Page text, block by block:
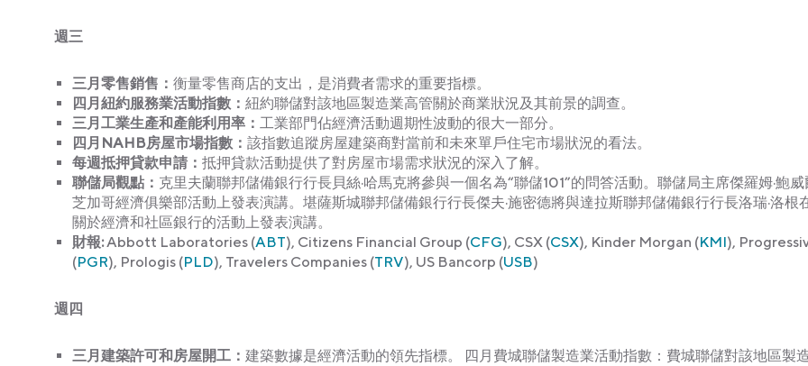
週三
三月零售銷售： 衡量零售商店的支出，是消費者需求的重要指標。
四月紐約服務業活動指數： 紐約聯儲對該地區製造業高管關於商業狀況及其前景的調查。
三月工業生產和產能利用率： 工業部門佔經濟活動週期性波動的很大一部分。
四月NAHB房屋市場指數： 該指數追蹤房屋建築商對當前和未來單戶住宅市場狀況的看法。
每週抵押貸款申請： 抵押貸款活動提供了對房屋市場需求狀況的深入了解。
聯儲局觀點： 克里夫蘭聯邦儲備銀行行長貝絲·哈馬克將參與一個名為“聯儲101”的問答活動。聯儲局主席傑羅姆·鮑
芝加哥經濟俱樂部活動上發表演講。堪薩斯城聯邦儲備銀行行長傑夫·施密德將與達拉斯聯邦儲備銀行行長洛瑞·洛根
關於經濟和社區銀行的活動上發表演講。
財報:Abbott Laboratories (ABT), Citizens Financial Group (CFG), CSX (CSX), Kinder Morgan (KMI),
(PGR), Prologis (PLD), Travelers Companies (TRV), US Bancorp (USB)
週四
三月建築許可和房屋開工： 建築數據是經濟活動的領先指標。 四月費城聯儲製造業活動指數：費城聯儲對該地區製